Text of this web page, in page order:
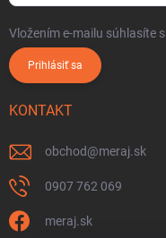
Vložením e-mailu súhlasíte s
Prihlásiť sa
KONTAKT
obchod@meraj.sk
0907 762 069
meraj.sk